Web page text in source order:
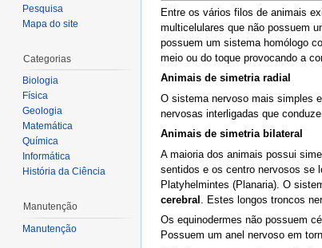
Entre os vários filos de animais
multicelulares que não possuem
possuem um sistema homólogo
meio ou do toque provocando a
Animais de simetria radial
O sistema nervoso mais simples
nervosas interligadas que
Animais de simetria bilateral
A maioria dos animais possui
sentidos e os centro nervosos se
Platyhelmintes (Planaria). O
cerebral . Estes longos troncos
Os equinodermes não possuem
Possuem um anel nervoso em
Pesquisa
Mapa do site
Categorias
Biologia
Física
Geologia
Matemática
Química
Informática
História da Ciência
Manutenção
Manutenção